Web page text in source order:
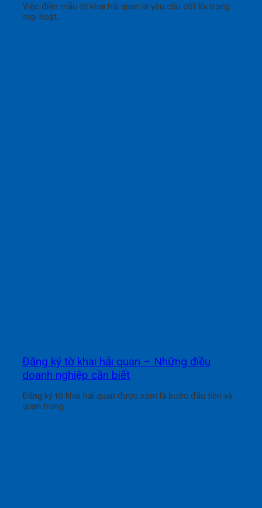
Việc điền mẫu tờ khai hải quan là yêu cầu cốt lõi trong
mọi hoạt...
Đăng ký tờ khai hải quan – Những điều
doanh nghiệp cần biết
Đăng ký tờ khai hải quan được xem là bước đầu tiên và
quan trọng...